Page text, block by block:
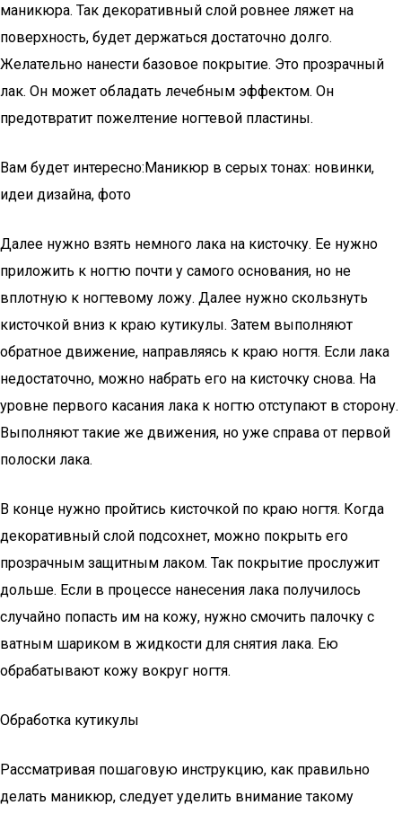
маникюра. Так декоративный слой ровнее ляжет на
поверхность, будет держаться достаточно долго.
Желательно нанести базовое покрытие. Это прозрачный
лак. Он может обладать лечебным эффектом. Он
предотвратит пожелтение ногтевой пластины.
Вам будет интересно:Маникюр в серых тонах: новинки,
идеи дизайна, фото
Далее нужно взять немного лака на кисточку. Ее нужно
приложить к ногтю почти у самого основания, но не
вплотную к ногтевому ложу. Далее нужно скользнуть
кисточкой вниз к краю кутикулы. Затем выполняют
обратное движение, направляясь к краю ногтя. Если лака
недостаточно, можно набрать его на кисточку снова. На
уровне первого касания лака к ногтю отступают в сторону.
Выполняют такие же движения, но уже справа от первой
полоски лака.
В конце нужно пройтись кисточкой по краю ногтя. Когда
декоративный слой подсохнет, можно покрыть его
прозрачным защитным лаком. Так покрытие прослужит
дольше. Если в процессе нанесения лака получилось
случайно попасть им на кожу, нужно смочить палочку с
ватным шариком в жидкости для снятия лака. Ею
обрабатывают кожу вокруг ногтя.
Обработка кутикулы
Рассматривая пошаговую инструкцию, как правильно
делать маникюр, следует уделить внимание такому